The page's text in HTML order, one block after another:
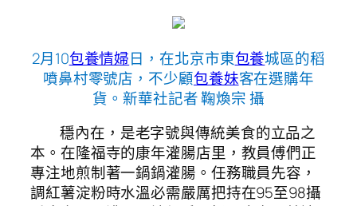
2月10包養情婦日，在北京市東包養城區的稻
噴鼻村零號店，不少顧包養妹客在選購年
貨。新華社記者 鞠煥宗 攝
穩內在，是老字號與傳統美食的立品之
本。在隆福寺的康年灌腸店里，教員傅們正
專注地煎制著一鍋鍋灌腸。任務職員先容，
調紅薯淀粉時水溫必需嚴厲把持在95至98攝